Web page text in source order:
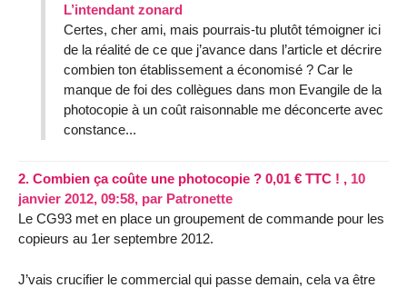
L’intendant zonard
Certes, cher ami, mais pourrais-tu plutôt témoigner ici
de la réalité de ce que j’avance dans l’article et décrire
combien ton établissement a économisé ? Car le
manque de foi des collègues dans mon Evangile de la
photocopie à un coût raisonnable me déconcerte avec
constance...
2. Combien ça coûte une photocopie ? 0,01 € TTC ! , 10
janvier 2012, 09:58, par Patronette
Le CG93 met en place un groupement de commande pour les
copieurs au 1er septembre 2012.
J’vais crucifier le commercial qui passe demain, cela va être